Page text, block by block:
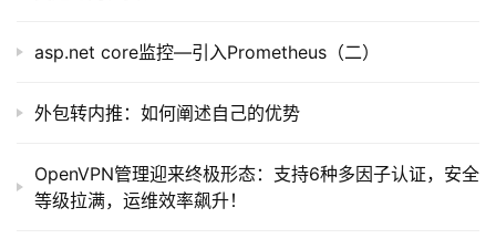
asp.net core监控—引入Prometheus（二）
外包转内推：如何阐述自己的优势
OpenVPN管理迎来终极形态：支持6种多因子认证，安全
等级拉满，运维效率飙升！